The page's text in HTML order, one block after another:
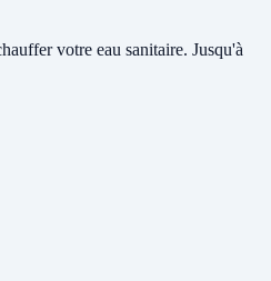
votre eau sanitaire. Jusqu'à